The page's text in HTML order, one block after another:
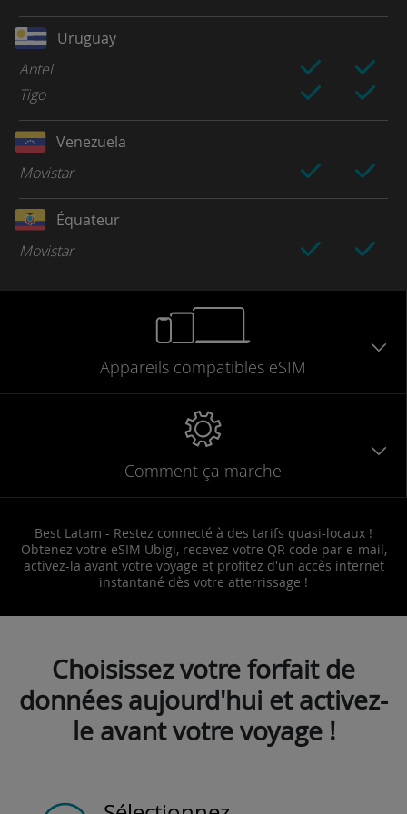
Uruguay
Antel
Tigo
Venezuela
Movistar
Équateur
Movistar
Appareils compatibles eSIM
Comment ça marche
Best Latam - Restez connecté à des tarifs quasi-locaux !
Obtenez votre eSIM Ubigi, recevez votre QR code par e-mail,
activez-la avant votre voyage et profitez d'un accès internet
instantané dès votre atterrissage !
Choisissez votre forfait de
données aujourd'hui et activez-
le avant votre voyage !